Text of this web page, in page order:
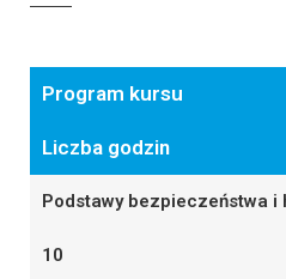
Program kursu
Liczba godzin
Podstawy bezpieczeństwa i
10